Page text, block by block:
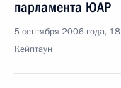
парламента ЮАР
5 сентября 2006 года,
Кейптаун